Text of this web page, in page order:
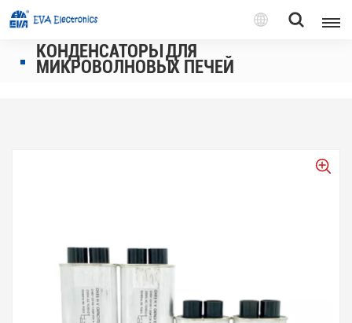
Pусский
КОНДЕНСАТОРЫ ДЛЯ
МИКРОВОЛНОВЫХ ПЕЧЕЙ